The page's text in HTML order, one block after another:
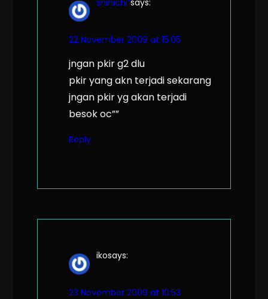
22 November 2009 at 15:05
jngan pkir g2 dlu
pkir yang akn terjadi sekarang
jngan pkir yg akan terjadi
besok oc””
Reply
ikosays:
23 November 2009 at 10:53